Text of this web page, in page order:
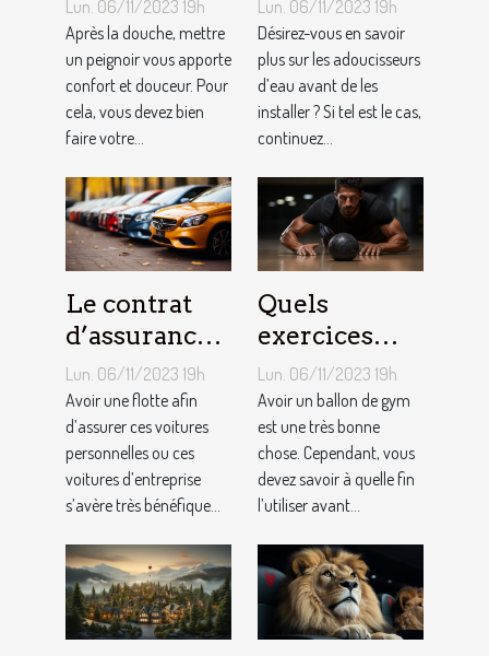
bain pour
homme ?
Lun. 06/11/2023 19h
Après la douche, mettre
un peignoir vous apporte
confort et douceur. Pour
cela, vous devez bien
faire votre...
d’eau ?
Lun. 06/11/2023 19h
Désirez-vous en savoir
plus sur les adoucisseurs
d’eau avant de les
installer ? Si tel est le cas,
continuez...
Le contrat
d’assurance
auto par
flotte : est-il
si
bénéfique ?
Lun. 06/11/2023 19h
Avoir une flotte afin
d’assurer ces voitures
personnelles ou ces
voitures d’entreprise
s’avère très bénéfique...
Quels
exercices
pouvez-vous
faire avec un
ballon de
gym ?
Lun. 06/11/2023 19h
Avoir un ballon de gym
est une très bonne
chose. Cependant, vous
devez savoir à quelle fin
l’utiliser avant...